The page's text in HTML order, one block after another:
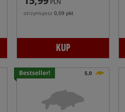
PLN
otrzymujesz 0,09 pkt
KUP
Bestseller! 5,0